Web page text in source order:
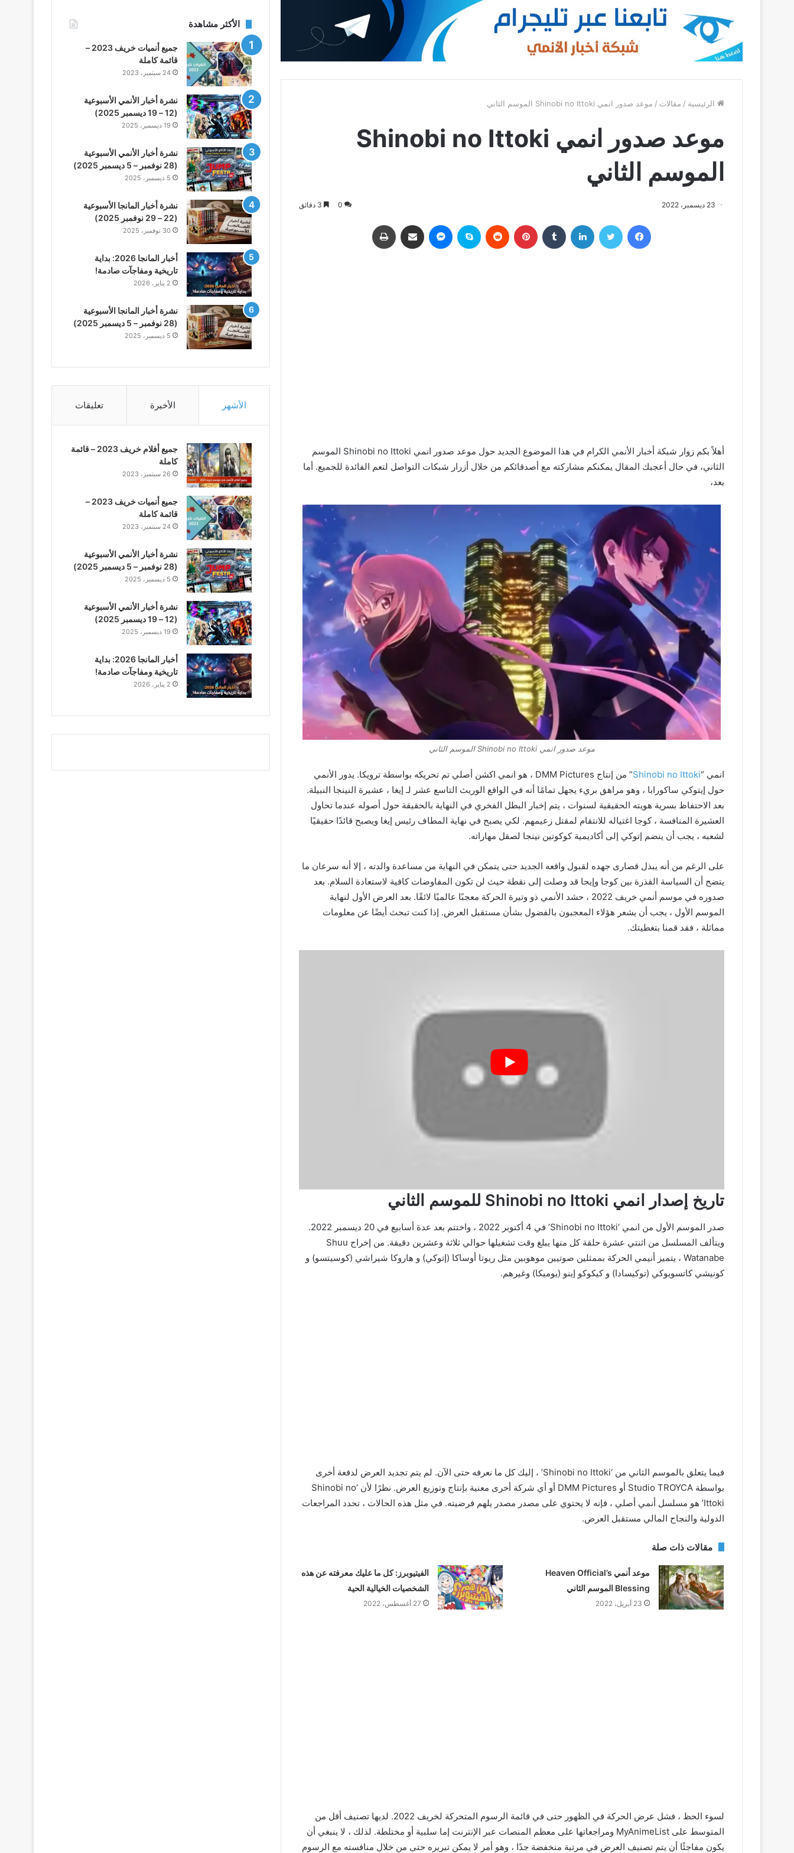
الرئيسية / مقالات / موعد صدور انمي Shinobi no Ittoki الموسم الثاني
موعد صدور انمي Shinobi no Ittoki
الموسم الثاني
23 ديسمبر، 2022 0
أهلاً بكم زوار شبكة أخبار الأنمي الكرام في هذا الموضوع الجديد حول موعد صدور انمي Shinobi no Ittoki الموسم
الثاني، في حال أعجبك المقال يمكنكم مشاركته مع أصدقائكم من خلال أزرار شبكات التواصل لتعم الفائدة للجميع. أما
بعد،
موعد صدور انمي Shinobi no Ittoki الموسم الثاني
انمي “Shinobi no Ittoki
” من إنتاج DMM Pictures ، هو انمي اكشن أصلي تم تحريكه بواسطة ترويكا. يدور الأنمي
حول إيتوكي ساكورابا ، وهو مراهق بريء يجهل تمامًا أنه في الواقع الوريث التاسع عشر لـ إيغا ، عشيرة النينجا النبيلة.
بعد الاحتفاظ بسرية هويته الحقيقية لسنوات ، يتم إخبار البطل الفخري في النهاية بالحقيقة حول أصوله عندما تحاول
العشيرة المنافسة ، كوجا اغتياله للانتقام لمقتل زعيمهم. لكي يصبح في نهاية المطاف رئيس إيغا ويصبح قائدًا حقيقيًا
لشعبه ، يجب أن ينضم إتوكي إلى أكاديمية كوكوتين نينجا لصقل مهاراته.
على الرغم من أنه يبذل قصارى جهده لقبول واقعه الجديد حتى يتمكن في النهاية من مساعدة والدته ، إلا أنه سرعان ما
يتضح أن السياسة القذرة بين كوجا وإيجا قد وصلت إلى نقطة حيث لن تكون المفاوضات كافية لاستعادة السلام. بعد
صدوره في موسم أنمي خريف 2022 ، حشد الأنمي ذو وتيرة الحركة معجبًا عالميًا لائقًا. بعد العرض الأول لنهاية
الموسم الأول ، يجب أن يشعر هؤلاء المعجبون بالفضول بشأن مستقبل العرض. إذا كنت تبحث أيضًا عن معلومات
مماثلة ، فقد قمنا بتغطيتك.
تاريخ إصدار انمي Shinobi no Ittoki للموسم الثاني
صدر الموسم الأول من انمي ‘Shinobi no Ittoki’ في 4 أكتوبر 2022 ، واختتم بعد عدة أسابيع في 20 ديسمبر 2022.
ويتألف المسلسل من اثنتي عشرة حلقة كل منها يبلغ وقت تشغيلها حوالي ثلاثة وعشرين دقيقة. من إخراج Shuu
Watanabe ، يتميز أنيمي الحركة بممثلين صوتيين موهوبين مثل ريوتا أوساكا (إتوكي) و هاروكا شيراشي (كوسيتسو) و
كونيشي كاتسويوكي (توكيسادا) و كيكوكو إينو (يوميكا) وغيرهم.
فيما يتعلق بالموسم الثاني من ‘Shinobi no Ittoki’ ، إليك كل ما نعرفه حتى الآن. لم يتم تجديد العرض لدفعة أخرى
بواسطة Studio TROYCA أو DMM Pictures أو أي شركة أخرى معنية بإنتاج وتوزيع العرض. نظرًا لأن ‘Shinobi no
Ittoki’ هو مسلسل أنمي أصلي ، فإنه لا يحتوي على مصدر مصدر يلهم فرضيته. في مثل هذه الحالات ، تحدد المراجعات
الدولية والنجاح المالي مستقبل العرض.
مقالات ذات صلة
موعد أنمي Heaven Official’s
Blessing الموسم الثاني
23 أبريل، 2022
الفيتيوبرز: كل ما عليك معرفته عن هذه
الشخصيات الخيالية الحية
27 أغسطس، 2022
لسوء الحظ ، فشل عرض الحركة في الظهور حتى في قائمة الرسوم المتحركة لخريف 2022. لديها تصنيف أقل من
المتوسط ​​على MyAnimeList ومراجعاتها على معظم المنصات عبر الإنترنت إما سلبية أو مختلطة. لذلك ، لا ينبغي أن
يكون مفاجئًا أن يتم تصنيف العرض في مرتبة منخفضة جدًا ، وهو أمر لا يمكن تبريره حتى من خلال منافسته مع الرسوم
الأكثر مشاهدة
جميع أنميات خريف 2023 –
قائمة كاملة
24 سبتمبر، 2023
نشرة أخبار الأنمي الأسبوعية
(12 – 19 ديسمبر 2025)
19 ديسمبر، 2025
نشرة أخبار الأنمي الأسبوعية
(28 نوفمبر – 5 ديسمبر 2025)
5 ديسمبر، 2025
نشرة أخبار المانجا الأسبوعية
(22 – 29 نوفمبر 2025)
30 نوفمبر، 2025
أخبار المانجا 2026: بداية
تاريخية ومفاجآت صادمة!
2 يناير، 2026
نشرة أخبار المانجا الأسبوعية
(28 نوفمبر – 5 ديسمبر 2025)
5 ديسمبر، 2025
الأشهر الأخيرة تعليقات
جميع أفلام خريف 2023 – قائمة
كاملة
26 سبتمبر، 2023
جميع أنميات خريف 2023 –
قائمة كاملة
24 سبتمبر، 2023
نشرة أخبار الأنمي الأسبوعية
(28 نوفمبر – 5 ديسمبر 2025)
5 ديسمبر، 2025
نشرة أخبار الأنمي الأسبوعية
(12 – 19 ديسمبر 2025)
19 ديسمبر، 2025
أخبار المانجا 2026: بداية
تاريخية ومفاجآت صادمة!
2 يناير، 2026